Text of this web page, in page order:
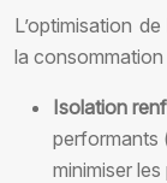
L’optimisation
la consommation
Isolation
performants
minimiser